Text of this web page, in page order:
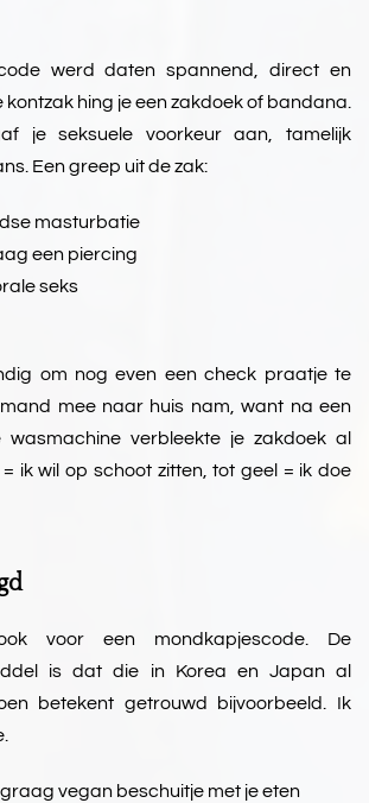
werd daten spannend, direct en
kontzak hing je een zakdoek of bandana.
je seksuele voorkeur aan, tamelijk
Een greep uit de zak:
masturbatie
een piercing
seks
om nog even een check praatje te
mee naar huis nam, want na een
verbleekte je zakdoek al
ik wil op schoot zitten, tot geel = ik doe
voor een mondkapjescode. De
is dat die in Korea en Japan al
betekent getrouwd bijvoorbeeld. Ik
graag vegan beschuitje met je eten